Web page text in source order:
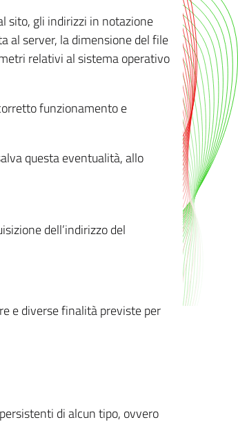
sito, gli indirizzi in notazione
al server, la dimensione del file
relativi al sistema operativo
funzionamento e
questa eventualità, allo
dell’indirizzo del
e diverse finalità previste per
di alcun tipo, ovvero